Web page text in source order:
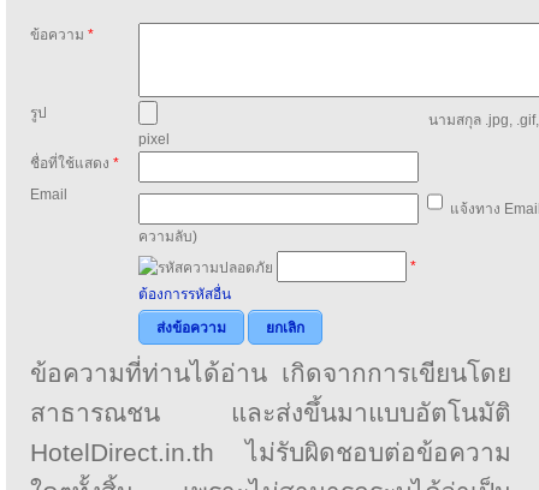
ข้อความ *
รูป
นามสกุล .jpg,
pixel
ชื่อที่ใช้แสดง *
Email
แจ้งทาง
ความลับ)
*
ต้องการรหัสอื่น
ส่งข้อความ
ยกเลิก
ข้อความที่ท่านได้อ่าน เกิดจากการเขียนโดย
สาธารณชน และส่งขึ้นมาแบบอัตโนมัติ
HotelDirect.in.th ไม่รับผิดชอบต่อข้อความ